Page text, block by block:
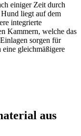
einiger Zeit durch
liegt auf dem
integrierte
Kammern, welche das
sorgen für
gleichmäßigere
aus